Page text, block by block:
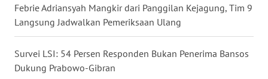
Febrie Adriansyah Mangkir dari Panggilan Kejagung, Tim 9
Langsung Jadwalkan Pemeriksaan Ulang
Survei LSI: 54 Persen Responden Bukan Penerima Bansos
Dukung Prabowo-Gibran
WN
JATENG